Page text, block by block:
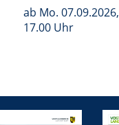
ab Mo. 07.09.2026,
17.00 Uhr